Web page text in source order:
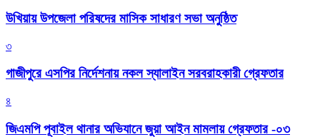
উখিয়ায় উপজেলা পরিষদের মাসিক সাধারণ সভা অনুষ্ঠিত
৩
গাজীপুরে এসপির নির্দেশনায় নকল স্যালাইন সরবরাহকারী গ্রেফতার
৪
জিএমপি পূবাইল থানার অভিযানে জুয়া আইন মামলায় গ্রেফতার -০৩